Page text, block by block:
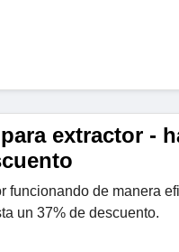
extractor -
funcionando de manera
un 37% de descuento.